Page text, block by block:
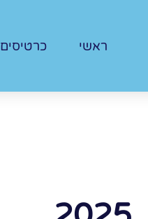
ראשי כרטיסים